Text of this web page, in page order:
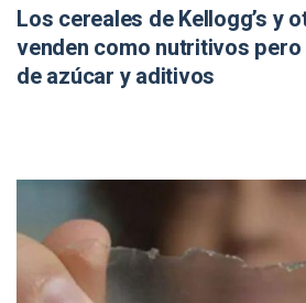
Los cereales de Kellogg’s y
venden como nutritivos
de azúcar y aditivos